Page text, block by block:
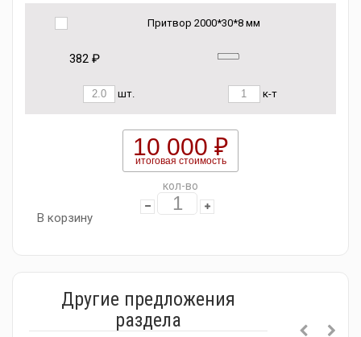
Притвор 2000*30*8 мм
382 ₽
шт. к-т
10 000 ₽
итоговая стоимость
кол-во
В корзину
Другие предложения
раздела